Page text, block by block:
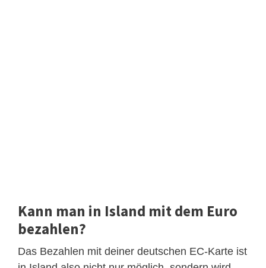
Kann man in Island mit dem Euro
bezahlen?
Das Bezahlen mit deiner deutschen EC-Karte ist